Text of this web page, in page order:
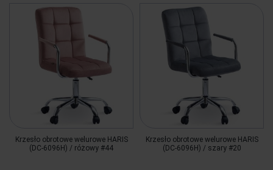
Krzesło obrotowe welurowe HARIS
(DC-6096H) / różowy #44
Krzesło obrotowe welurowe HARIS
(DC-6096H) / szary #20